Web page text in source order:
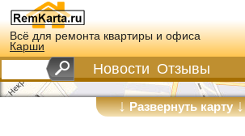
Всё для ремонта квартиры и офиса
Карши
Новости Отзывы
↓Развернуть карту↓